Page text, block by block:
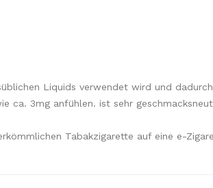
Liquids verwendet wird und
ca. 3mg anfühlen. ist sehr
Tabakzigarette auf eine e-